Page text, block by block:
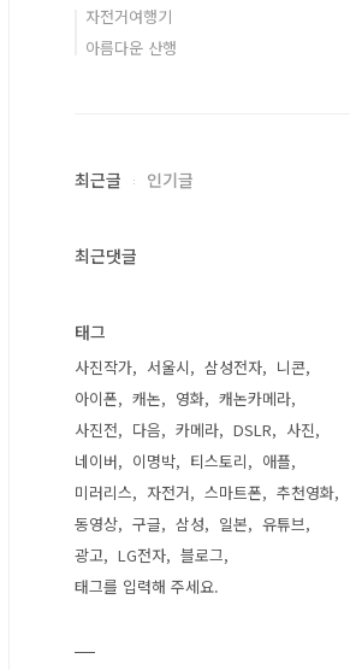
자전거여행기
아름다운 산행
최근글 인기글
최근댓글
태그
사진작가 서울시 삼성전자
니콘
아이폰
캐논 영화
캐논카메라
사진전
다음 카메라 DSLR
사진
네이버
이명박 티스토리
애플
미러리스
자전거 스마트폰
추천영화
동영상
구글 삼성 일본
유튜브
광고
LG전자
블로그
태그를 입력해 주세요.